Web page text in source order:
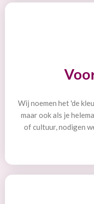
Wij noemen het 'de
maar ook als je
of cultuur, nodigen